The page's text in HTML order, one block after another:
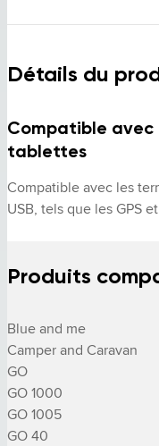
Détails du
Compatible avec
tablettes
Compatible avec les
USB, tels que les GPS
Produits
Blue and me
Camper and Caravan
GO
GO 1000
GO 1005
GO 40